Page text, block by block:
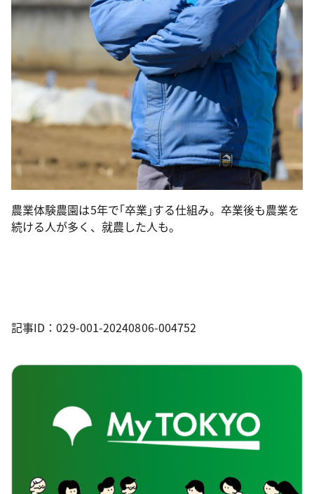
農業体験農園は5年で｢卒業｣する仕組み。卒業後も農業を
続ける人が多く、就農した人も。
記事ID：029-001-20240806-004752